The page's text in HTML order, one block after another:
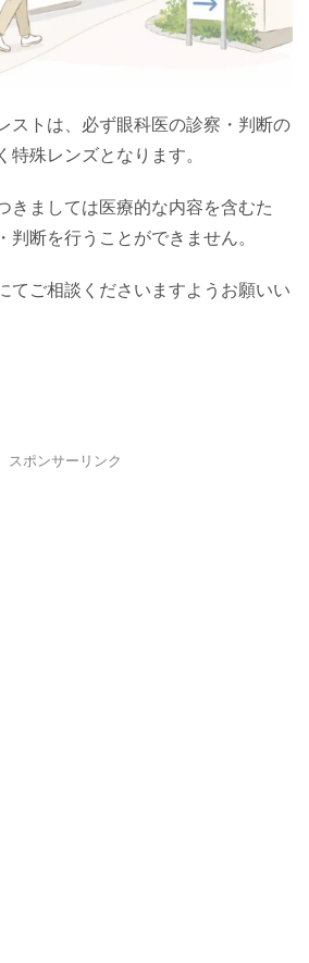
ストは、必ず眼科医の診察・判断の
特殊レンズとなります。
きましては医療的な内容を含むた
断を行うことができません。
てご相談くださいますようお願いい
スポンサーリンク